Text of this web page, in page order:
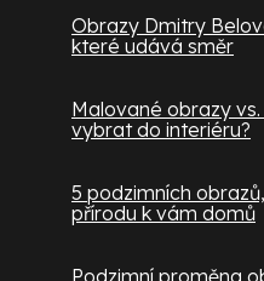
Obrazy Dmitry
které udává směr
Malované obrazy
vybrat do interiéru?
5 podzimních
přírodu k vám domů